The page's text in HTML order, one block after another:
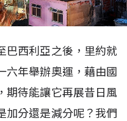
巴西利亞之後，里約就
年舉辦奧運，藉由國
期待能讓它再展昔日風
加分還是減分呢？我們